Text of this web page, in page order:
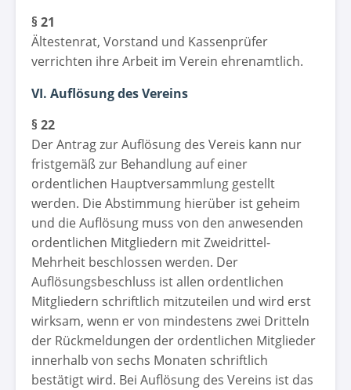
§ 21
Ältestenrat, Vorstand und Kassenprüfer
verrichten ihre Arbeit im Verein ehrenamtlich.
VI. Auflösung des Vereins
§ 22
Der Antrag zur Auflösung des Vereis kann nur
fristgemäß zur Behandlung auf einer
ordentlichen Hauptversammlung gestellt
werden. Die Abstimmung hierüber ist geheim
und die Auflösung muss von den anwesenden
ordentlichen Mitgliedern mit Zweidrittel-
Mehrheit beschlossen werden. Der
Auflösungsbeschluss ist allen ordentlichen
Mitgliedern schriftlich mitzuteilen und wird erst
wirksam, wenn er von mindestens zwei Dritteln
der Rückmeldungen der ordentlichen Mitglieder
innerhalb von sechs Monaten schriftlich
bestätigt wird. Bei Auflösung des Vereins ist das